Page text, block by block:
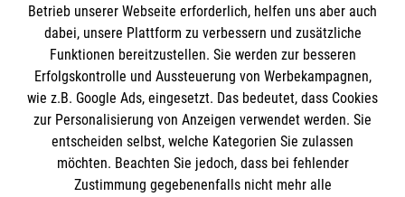
IBAN: DE10 3706 0120 1201 2000 12
BIC: GENODED 1PA7
Betrieb unserer Webseite erforderlich, helfen uns aber auch
dabei, unsere Plattform zu verbessern und zusätzliche
Funktionen bereitzustellen. Sie werden zur besseren
Erfolgskontrolle und Aussteuerung von Werbekampagnen,
wie z.B. Google Ads, eingesetzt. Das bedeutet, dass Cookies
zur Personalisierung von Anzeigen verwendet werden. Sie
entscheiden selbst, welche Kategorien Sie zulassen
möchten. Beachten Sie jedoch, dass bei fehlender
Zustimmung gegebenenfalls nicht mehr alle